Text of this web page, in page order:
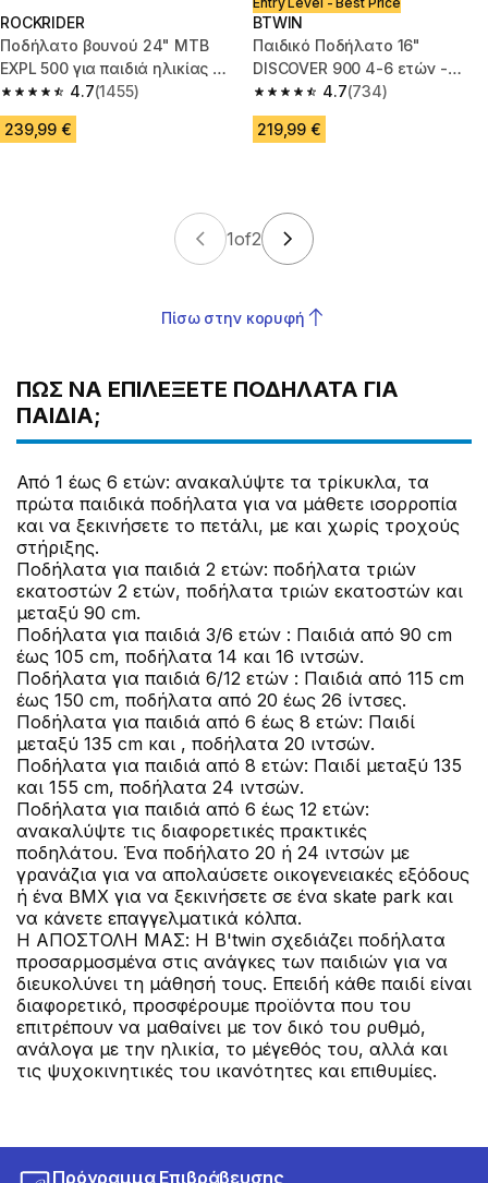
ROCKRIDER
Ποδήλατο βουνού 24" MTB
EXPL 500 για παιδιά ηλικίας 6
έως 9 ετών - Πράσινο
4.7
4.7 out of 5 stars from 1455 reviews
(1455)
239,99 €
BTWIN
Παιδικό Ποδήλατο 16"
DISCOVER 900 4-6 ετών -
Μπεζ
4.7
4.7 out of 5 stars from 734
(734)
219,99 €
1of2
Πίσω στην κορυφή
ΠΩΣ ΝΑ ΕΠΙΛΕΞΕΤΕ ΠΟΔΗΛΑΤΑ ΓΙΑ
ΠΑΙΔΙΑ;
Από 1 έως 6 ετών: ανακαλύψτε τα τρίκυκλα, τα
πρώτα παιδικά ποδήλατα για να μάθετε ισορροπία
και να ξεκινήσετε το πετάλι, με και χωρίς τροχούς
στήριξης.
Ποδήλατα για παιδιά 2 ετών: ποδήλατα τριών
εκατοστών 2 ετών, ποδήλατα τριών εκατοστών και
μεταξύ 90 cm.
Ποδήλατα για παιδιά 3/6 ετών : Παιδιά από 90 cm
έως 105 cm, ποδήλατα 14 και 16 ιντσών.
Ποδήλατα για παιδιά 6/12 ετών : Παιδιά από 115 cm
έως 150 cm, ποδήλατα από 20 έως 26 ίντσες.
Ποδήλατα για παιδιά από 6 έως 8 ετών: Παιδί
μεταξύ 135 cm και , ποδήλατα 20 ιντσών.
Ποδήλατα για παιδιά από 8 ετών: Παιδί μεταξύ 135
και 155 cm, ποδήλατα 24 ιντσών.
Ποδήλατα για παιδιά από 6 έως 12 ετών:
ανακαλύψτε τις διαφορετικές πρακτικές
ποδηλάτου. Ένα ποδήλατο 20 ή 24 ιντσών με
γρανάζια για να απολαύσετε οικογενειακές εξόδους
ή ένα BMX για να ξεκινήσετε σε ένα skate park και
να κάνετε επαγγελματικά κόλπα.
Η ΑΠΟΣΤΟΛΗ ΜΑΣ: Η B'twin σχεδιάζει ποδήλατα
προσαρμοσμένα στις ανάγκες των παιδιών για να
διευκολύνει τη μάθησή τους. Επειδή κάθε παιδί είναι
διαφορετικό, προσφέρουμε προϊόντα που του
επιτρέπουν να μαθαίνει με τον δικό του ρυθμό,
ανάλογα με την ηλικία, το μέγεθός του, αλλά και
τις ψυχοκινητικές του ικανότητες και επιθυμίες.
Πρόγραμμα Επιβράβευσης